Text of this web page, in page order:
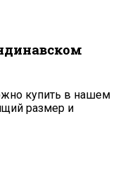
купить в нашем
размер и